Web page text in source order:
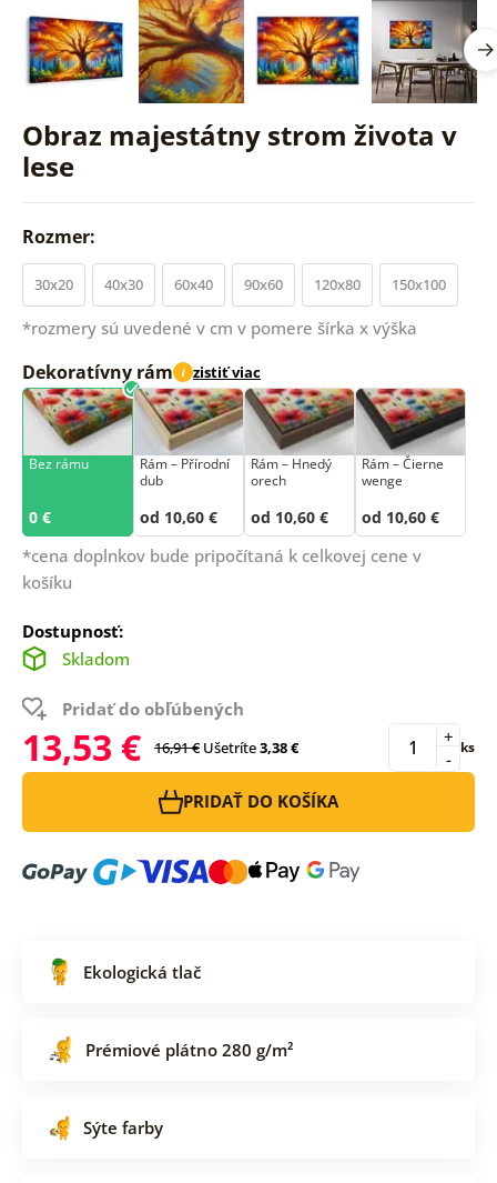
Obraz majestátny strom života v
lese
Rozmer:
30x20 40x30 60x40 90x60 120x80 150x100
*rozmery sú uvedené v cm v pomere šírka x výška
Dekoratívny rám i zistiť viac
Bez rámu
0 €
Rám –⁠⁠⁠⁠⁠⁠ Přírodní
dub
od 10,60 €
Rám – Hnedý
orech
od 10,60 €
Rám – Čierne
wenge
od 10,60 €
*cena doplnkov bude pripočítaná k celkovej cene v
košíku
Dostupnosť:
Skladom
Pridať do obľúbených
13,53 € 16,91 € Ušetríte3,38 € -
+ ks
PRIDAŤ DO KOŠÍKA
Ekologická tlač
Prémiové plátno 280 g/m²
Sýte farby